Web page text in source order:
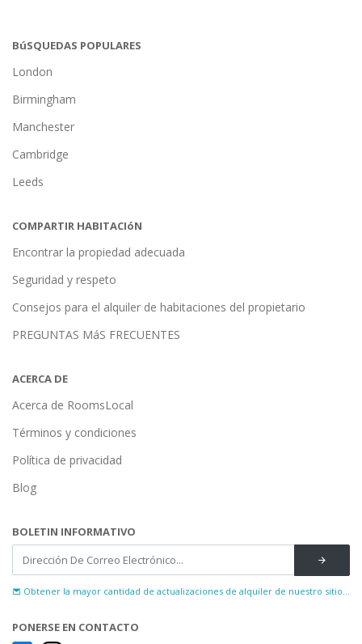
BúSQUEDAS POPULARES
London
Birmingham
Manchester
Cambridge
Leeds
COMPARTIR HABITACIóN
Encontrar la propiedad adecuada
Seguridad y respeto
Consejos para el alquiler de habitaciones del propietario
PREGUNTAS MáS FRECUENTES
ACERCA DE
Acerca de RoomsLocal
Términos y condiciones
Política de privacidad
Blog
BOLETIN INFORMATIVO
Obtener la mayor cantidad de actualizaciones de alquiler de nuestro sitio...
PONERSE EN CONTACTO